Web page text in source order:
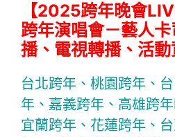
【2025跨年晚會
跨年演唱會－藝人
播、電視轉播、活動
台北跨年、桃園跨年、
年、嘉義跨年、高雄跨
宜蘭跨年、花蓮跨年、